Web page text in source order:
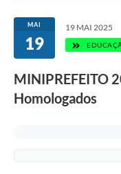
MAI
19
19 MAI 2025
MINIPREFEITO
Homologados